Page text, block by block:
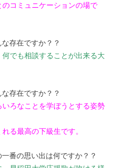
コミュニケーションの場で
存在ですか？？
でも相談することが出来る大
存在ですか？？
ろなことを学ぼうとする姿勢
る最高の下級生です。
番の思い出は何ですか？？